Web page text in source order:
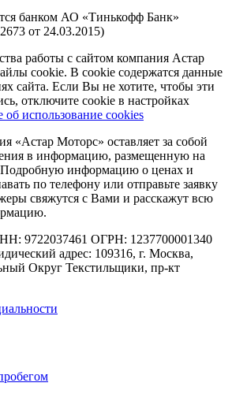
банком АО «Тинькофф Банк»
от 24.03.2015)
работы с сайтом компания Астар
cookie. В cookie содержатся данные
сайта. Если Вы не хотите, чтобы эти
отключите cookie в настройках
использование cookies
«Астар Моторс» оставляет за собой
в информацию, размещенную на
Подробную информацию о ценах и
по телефону или отправьте заявку
свяжутся с Вами и расскажут всю
ОГРН: 1237700001340
адрес: 109316, г. Москва,
Округ Текстильщики, пр-кт